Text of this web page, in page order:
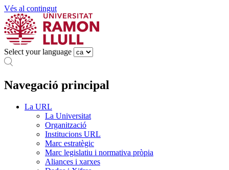
Vés al contingut
Select your language
Navegació principal
La URL
La Universitat
Organització
Institucions URL
Marc estratègic
Marc legislatiu i normativa pròpia
Aliances i xarxes